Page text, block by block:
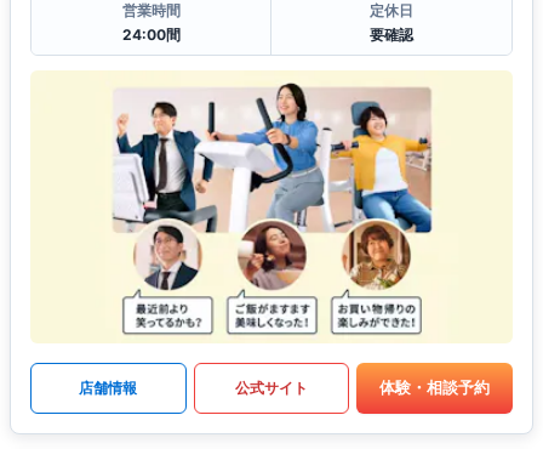
営業時間
24:00間
定休日
要確認
店舗情報 公式サイト 体験・相談予約